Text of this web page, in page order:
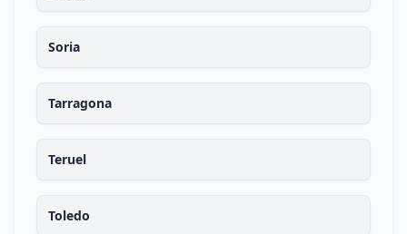
Soria
Tarragona
Teruel
Toledo